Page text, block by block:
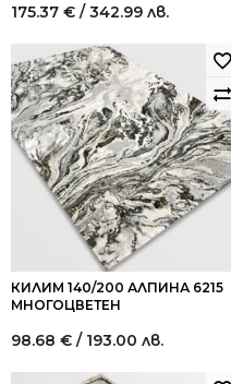
175.37 € / 342.99 лв.
КИЛИМ 140/200 АЛПИНА 6215
МНОГОЦВЕТЕН
98.68 € / 193.00 лв.